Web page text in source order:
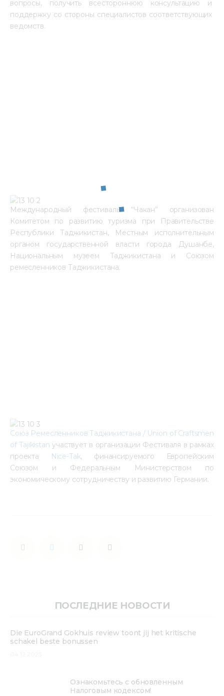
вопросы, получить всестороннюю консультацию и
поддержку со стороны специалистов соответствующих
ведомств.
Международный фестиваль “Чакан” организован
Комитетом по развитию туризма при Правительстве
Республики Таджикистан, Местным исполнительным
органом государственной власти города Душанбе,
Национальным музеем Таджикистана и Союзом
ремесленников Таджикистана.
Союз Ремесленников Таджикистана / Union of Craftsmen
of Tajikistan участвует в организации Фестиваля в рамках
проекта
Nice-Tak, финансируемого Европейским
Союзом и Федеральным Министерством по
экономическому сотрудничеству и развитию Германии.
ПОСЛЕДНИЕ НОВОСТИ
Die EuroGrand Gokhuis review toont jij het kritische
schakel beste bonussen
Ознакомьтесь с обновленным
Налоговым кодексом!